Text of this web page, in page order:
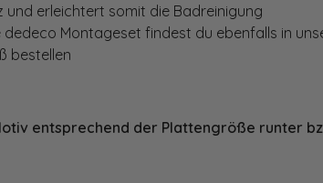
erleichtert somit die Badreinigung
dedeco Montageset findest du ebenfalls in
bestellen
entsprechend der Plattengröße runter